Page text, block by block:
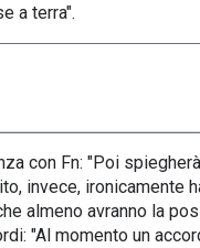
a terra".
con Fn: "Poi
invece, ironicamente
almeno avranno la
"Al momento un